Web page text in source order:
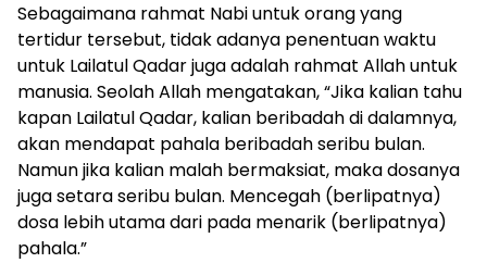
Sebagaimana rahmat Nabi untuk orang yang
tertidur tersebut, tidak adanya penentuan waktu
untuk Lailatul Qadar juga adalah rahmat Allah untuk
manusia. Seolah Allah mengatakan, “Jika kalian tahu
kapan Lailatul Qadar, kalian beribadah di dalamnya,
akan mendapat pahala beribadah seribu bulan.
Namun jika kalian malah bermaksiat, maka dosanya
juga setara seribu bulan. Mencegah (berlipatnya)
dosa lebih utama dari pada menarik (berlipatnya)
pahala.”